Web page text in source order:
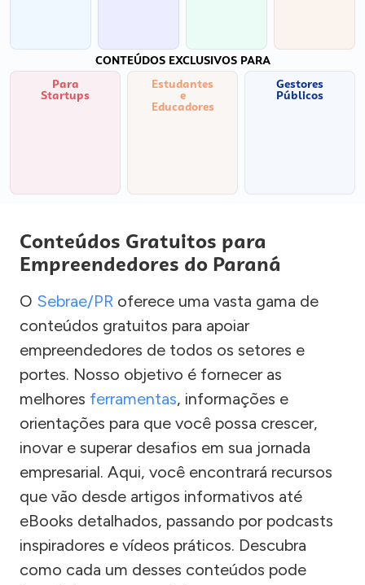
CONTEÚDOS EXCLUSIVOS PARA
Para
Startups
Estudantes
e
Educadores
Gestores
Públicos
Conteúdos Gratuitos para
Empreendedores do Paraná
O Sebrae/PR oferece uma vasta gama de
conteúdos gratuitos para apoiar
empreendedores de todos os setores e
portes. Nosso objetivo é fornecer as
melhores ferramentas, informações e
orientações para que você possa crescer,
inovar e superar desafios em sua jornada
empresarial. Aqui, você encontrará recursos
que vão desde artigos informativos até
eBooks detalhados, passando por podcasts
inspiradores e vídeos práticos. Descubra
como cada um desses conteúdos pode